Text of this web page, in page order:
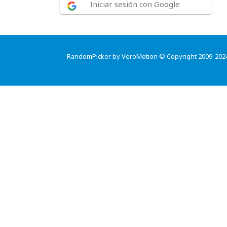
Iniciar sesión con Google
RandomPicker by VeroMotion © Copyright 2009-